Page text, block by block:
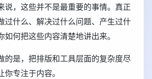
说，这些并不是最重要的事情。真正
过什么、解决过什么问题、产生过什
如何把这些内容清楚地讲出来。
的是，把排版和工具层面的复杂度尽
专注于内容。